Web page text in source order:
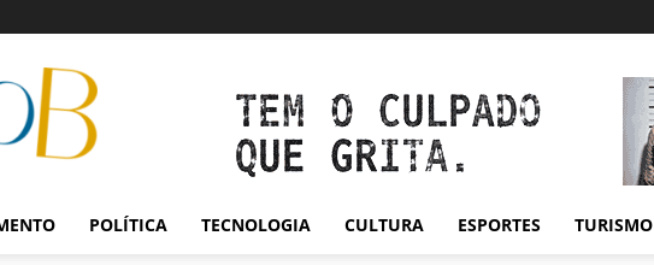
POLÍTICA TECNOLOGIA CULTURA ESPORTES TURISMO